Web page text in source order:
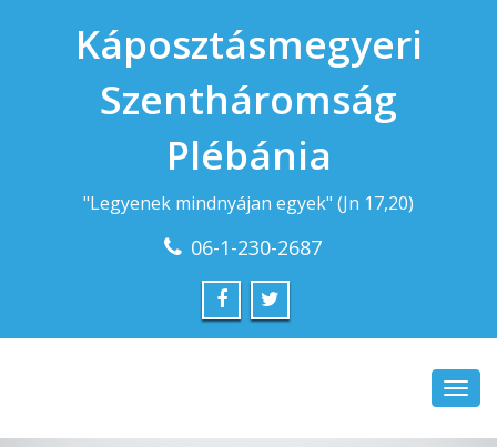
Káposztásmegyeri
Szentháromság
Plébánia
"Legyenek mindnyájan egyek" (Jn 17,20)
06-1-230-2687